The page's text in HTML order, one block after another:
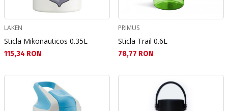
LAKEN
Sticla Mikonauticos 0.35L
Текуща цена:
115,34 RON
PRIMUS
Sticla Trail 0.6L
Текуща цена:
78,77 RON